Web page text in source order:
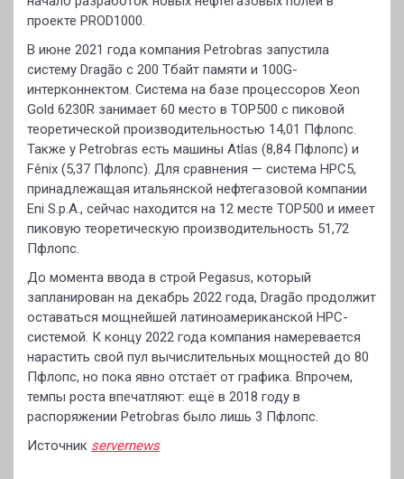
проекте PROD1000.
В июне 2021 года компания Petrobras запустила
систему Dragão с 200 Тбайт памяти и 100G-
интерконнектом. Система на базе процессоров Xeon
Gold 6230R занимает 60 место в TOP500 с пиковой
теоретической производительностью 14,01 Пфлопс.
Также у Petrobras есть машины Atlas (8,84 Пфлопс) и
Fênix (5,37 Пфлопс). Для сравнения — система HPC5,
принадлежащая итальянской нефтегазовой компании
Eni S.p.A., сейчас находится на 12 месте TOP500 и имеет
пиковую теоретическую производительность 51,72
Пфлопс.
До момента ввода в строй Pegasus, который
запланирован на декабрь 2022 года, Dragão продолжит
оставаться мощнейшей латиноамериканской HPC-
системой. К концу 2022 года компания намеревается
нарастить свой пул вычислительных мощностей до 80
Пфлопс, но пока явно отстаёт от графика. Впрочем,
темпы роста впечатляют: ещё в 2018 году в
распоряжении Petrоbras было лишь 3 Пфлопс.
Источник servernews